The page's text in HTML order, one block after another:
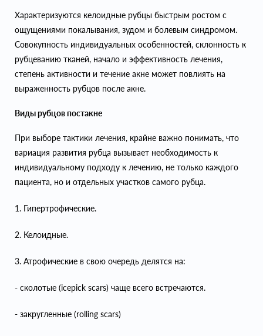
Характеризуются келоидные рубцы быстрым ростом с
ощущениями покалывания, зудом и болевым синдромом.
Совокупность индивидуальных особенностей, склонность к
рубцеванию тканей, начало и эффективность лечения,
степень активности и течение акне может повлиять на
выраженность рубцов после акне.
Виды рубцов постакне
При выборе тактики лечения, крайне важно понимать, что
вариация развития рубца вызывает необходимость к
индивидуальному подходу к лечению, не только каждого
пациента, но и отдельных участков самого рубца.
1. Гипертрофические.
2. Келоидные.
3. Атрофические в свою очередь делятся на:
- сколотые (icepick scars) чаще всего встречаются.
- закругленные (rolling scars)